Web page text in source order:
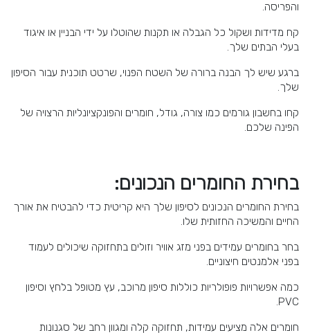
והפריסה.
קח מדידות ושקול כל הגבלה או תקנות שהוטלו על ידי הבניין או איגוד
בעלי הבתים שלך.
ברגע שיש לך הבנה ברורה של השטח הפנוי, שרטט תוכנית עבור הסיפון
שלך.
קחו בחשבון גורמים כמו צורה, גודל, חומרים והפונקציונליות הרצויה של
הפינה שלכם.
בחירת החומרים הנכונים:
בחירת החומרים הנכונים לסיפון שלך היא קריטית כדי להבטיח את אורך
החיים והמשיכה החזותית שלו.
בחר בחומרים עמידים בפני מזג אוויר וזולים בתחזוקה שיכולים לעמוד
בפני אלמנטים חיצוניים.
כמה אפשרויות פופולריות כוללות סיפון מרוכב, עץ מטופל בלחץ וסיפון
PVC.
חומרים אלה מציעים עמידות, תחזוקה קלה ומגוון רחב של סגנונות